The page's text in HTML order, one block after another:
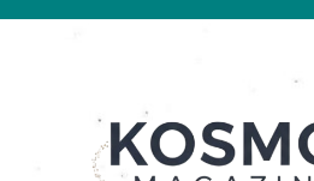
Salta